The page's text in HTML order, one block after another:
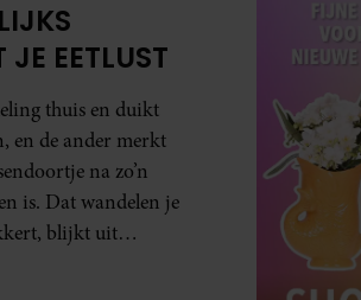
EETLUST
thuis en duikt
en de ander merkt
na zo’n
is. Dat wandelen je
blijkt uit